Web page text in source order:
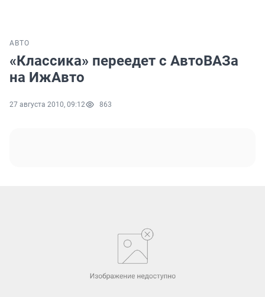
АВТО
«Классика» переедет с АвтоВАЗа
на ИжАвто
27 августа 2010, 09:12 863